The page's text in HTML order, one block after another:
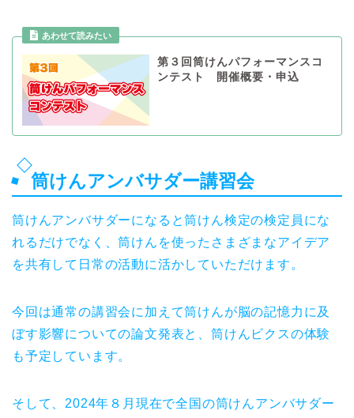
あわせて読みたい
第３回筒けんパフォーマンスコ
ンテスト 開催概要・申込
筒けんアンバサダー講習会
筒けんアンバサダーになると筒けん検定の検定員にな
れるだけでなく、筒けんを使ったさまざまなアイデア
を共有して日常の活動に活かしていただけます。
今回は通常の講習会に加えて筒けんが脳の記憶力に及
ぼす影響についての論文発表と、筒けんビクスの体験
も予定しています。
そして、2024年８月現在で全国の筒けんアンバサダー